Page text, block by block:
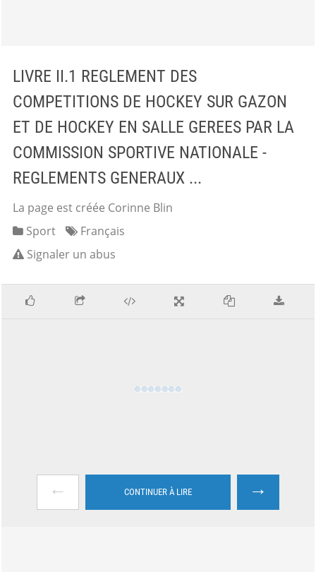
LIVRE II.1 REGLEMENT DES
COMPETITIONS DE HOCKEY SUR GAZON
ET DE HOCKEY EN SALLE GEREES PAR LA
COMMISSION SPORTIVE NATIONALE -
REGLEMENTS GENERAUX ...
La page est créée Corinne Blin
Sport
Français
Signaler un abus
← CONTINUER À LIRE →